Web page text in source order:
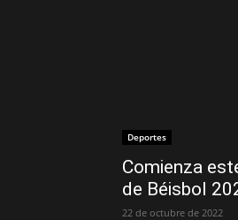
Deportes
Comienza
de Béisbol
22 de octubre de 2022